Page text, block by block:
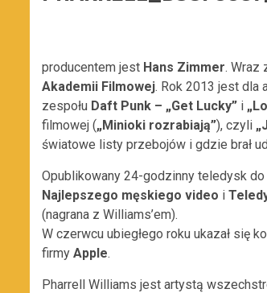
producentem jest Hans Zimmer. Wraz
Akademii Filmowej. Rok 2013 jest dla
zespołu Daft Punk – „Get Lucky” i
filmowej („Minioki rozrabiają”), czyli
światowe listy przebojów i gdzie brał
Opublikowany 24-godzinny teledysk do
Najlepszego męskiego video i
(nagrana z Williams’em).
W czerwcu ubiegłego roku ukazał się
firmy Apple.
Pharrell Williams jest artystą